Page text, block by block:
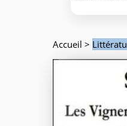
Accueil >